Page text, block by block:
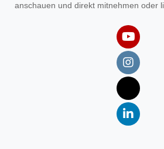
anschauen und direkt mitnehmen oder